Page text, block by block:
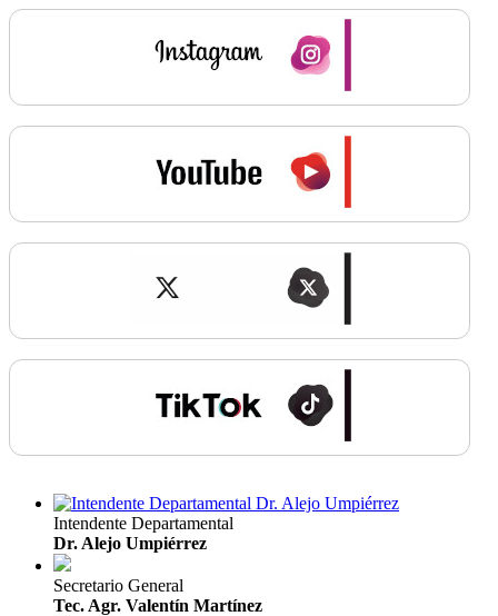
Intendente Departamental
Dr. Alejo Umpiérrez
Secretario General
Tec. Agr. Valentín Martínez